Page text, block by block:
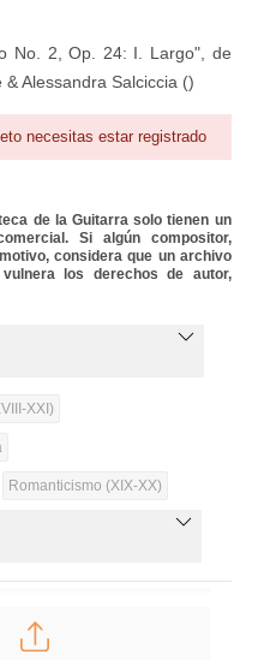
Reproductor
No. 2, Op. 24: I. Largo", de
Alessandra Salciccia ()
necesitas estar registrado
de la Guitarra solo tienen un
Si algún compositor,
considera que un archivo
los derechos de autor,
XXI)
Romanticismo (XIX-XX)